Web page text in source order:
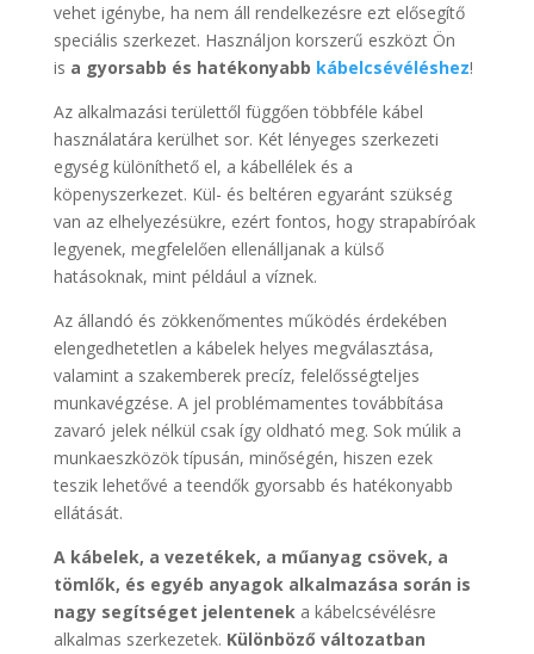
vehet igénybe, ha nem áll rendelkezésre ezt elősegítő
speciális szerkezet. Használjon korszerű eszközt Ön
is a gyorsabb és hatékonyabb kábelcsévéléshez!
Az alkalmazási területtől függően többféle kábel
használatára kerülhet sor. Két lényeges szerkezeti
egység különíthető el, a kábellélek és a
köpenyszerkezet. Kül- és beltéren egyaránt szükség
van az elhelyezésükre, ezért fontos, hogy strapabíróak
legyenek, megfelelően ellenálljanak a külső
hatásoknak, mint például a víznek.
Az állandó és zökkenőmentes működés érdekében
elengedhetetlen a kábelek helyes megválasztása,
valamint a szakemberek precíz, felelősségteljes
munkavégzése. A jel problémamentes továbbítása
zavaró jelek nélkül csak így oldható meg. Sok múlik a
munkaeszközök típusán, minőségén, hiszen ezek
teszik lehetővé a teendők gyorsabb és hatékonyabb
ellátását.
A kábelek, a vezetékek, a műanyag csövek, a
tömlők, és egyéb anyagok alkalmazása során is
nagy segítséget jelenteneka kábelcsévélésre
alkalmas szerkezetek. Különböző változatban